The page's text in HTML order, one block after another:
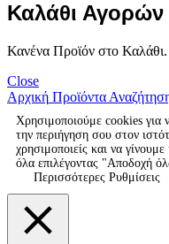
Καλάθι Αγορών
Κανένα Προϊόν στο Καλάθι.
Close
Αρχική Προϊόντα
Χρησιμοποιούμε cookies για
την περιήγηση σου στον
χρησιμοποιείς και να
όλα επιλέγοντας "Αποδοχή
Περισσότερες Ρυθμίσεις